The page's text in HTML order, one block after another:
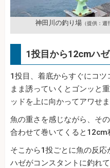
神田川の釣り場（提供：週
1投目から12cmハゼ
1投目、着底からすぐにコ
まま誘っていくとゴンッと
ッドを上に向かってアワせま
魚の重さを感じながら、そ
合わせて巻いてくると12cm
そこから1投ごとに魚の反
ハゼがコンスタントに釣れ